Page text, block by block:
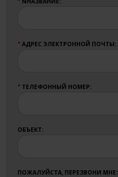
★ АДРЕС ЭЛЕКТРОННОЙ ПОЧТЫ:
★ ТЕЛЕФОННЫЙ НОМЕР:
ОБЪЕКТ:
ПОЖАЛУЙСТА, ПЕРЕЗВОНИ МНЕ: